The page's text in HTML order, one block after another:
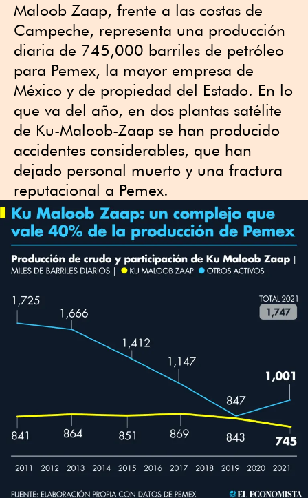
Maloob Zaap, frente a las costas de
Campeche, representa una producción
diaria de 745,000 barriles de petróleo
para Pemex, la mayor empresa de
México y de propiedad del Estado. En lo
que va del año, en dos plantas satélite
de Ku-Maloob-Zaap se han producido
accidentes considerables, que han
dejado personal muerto y una fractura
reputacional a Pemex.